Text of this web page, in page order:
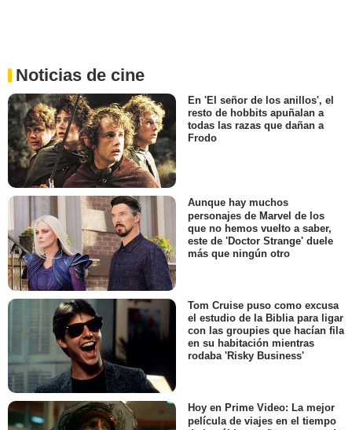
Noticias de cine
En 'El señor de los anillos', el
resto de hobbits apuñalan a
todas las razas que dañan a
Frodo
Aunque hay muchos
personajes de Marvel de los
que no hemos vuelto a saber,
este de 'Doctor Strange' duele
más que ningún otro
Tom Cruise puso como excusa
el estudio de la Biblia para ligar
con las groupies que hacían fila
en su habitación mientras
rodaba 'Risky Business'
Hoy en Prime Video: La mejor
película de viajes en el tiempo